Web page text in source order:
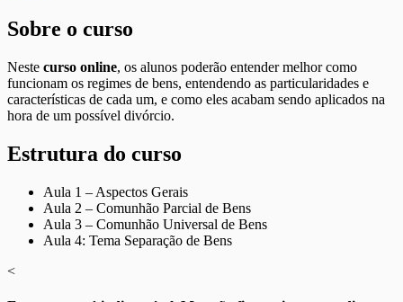
Sobre o curso
Neste curso online, os alunos poderão entender melhor como
funcionam os regimes de bens, entendendo as particularidades e
características de cada um, e como eles acabam sendo aplicados na
hora de um possível divórcio.
Estrutura do curso
Aula 1 – Aspectos Gerais
Aula 2 – Comunhão Parcial de Bens
Aula 3 – Comunhão Universal de Bens
Aula 4: Tema Separação de Bens
<